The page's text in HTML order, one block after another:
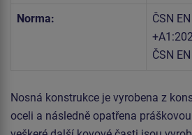
Norma:
ČSN
ČSN
Nosná konstrukce je vyrobena z
oceli a následně opatřena